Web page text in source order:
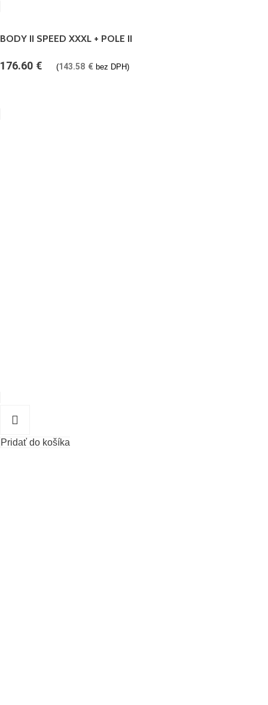
BODY II SPEED XXXL + POLE II
176.60 € (143.58 € bez DPH)
Pridať do košíka